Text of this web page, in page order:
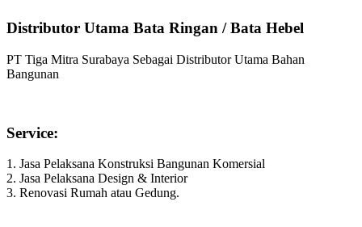
Distributor Utama Bata Ringan / Bata Hebel
PT Tiga Mitra Surabaya Sebagai Distributor Utama Bahan
Bangunan
Service:
1. Jasa Pelaksana Konstruksi Bangunan Komersial
2. Jasa Pelaksana Design & Interior
3. Renovasi Rumah atau Gedung.